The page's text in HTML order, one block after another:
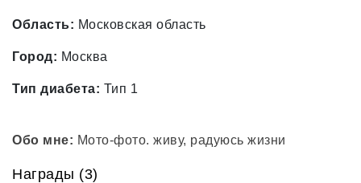
Область: Московская область
Город: Москва
Тип диабета: Тип 1
Обо мне: Мото-фото. живу, радуюсь жизни
Награды (3)